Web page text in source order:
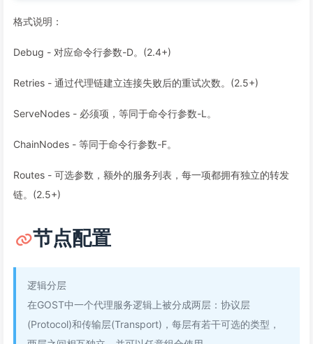
格式说明：
Debug - 对应命令行参数-D。(2.4+)
Retries - 通过代理链建立连接失败后的重试次数。(2.5+)
ServeNodes - 必须项，等同于命令行参数-L。
ChainNodes - 等同于命令行参数-F。
Routes - 可选参数，额外的服务列表，每一项都拥有独立的转发
链。(2.5+)
节点配置
逻辑分层
在GOST中一个代理服务逻辑上被分成两层：协议层
(Protocol)和传输层(Transport)，每层有若干可选的类型，